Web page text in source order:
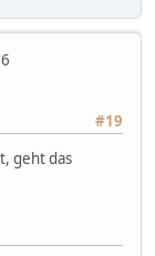
#19
geht das